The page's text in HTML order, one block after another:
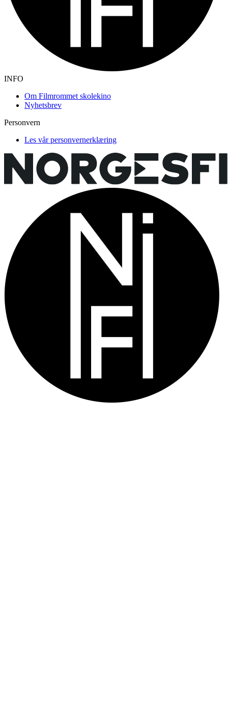
INFO
Om Filmrommet skolekino
Nyhetsbrev
Personvern
Les vår personvernerklæring